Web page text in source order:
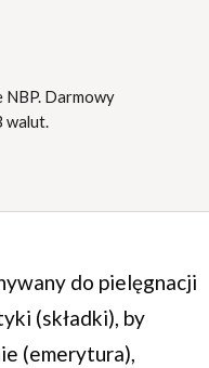
NBP. Darmowy
walut.
do pielęgnacji
(składki), by
(emerytura),